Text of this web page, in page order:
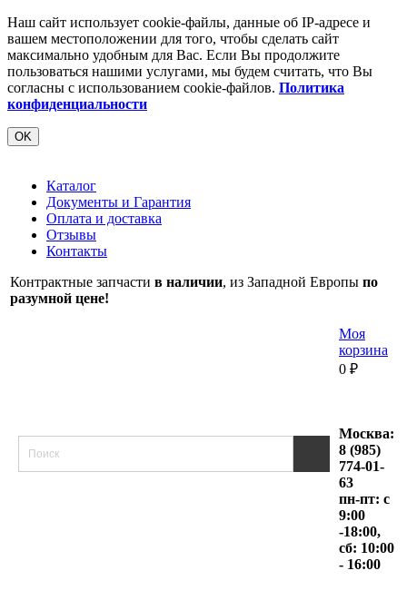
Наш сайт использует cookie-файлы, данные об IP-адресе и
вашем местоположении для того, чтобы сделать сайт
максимально удобным для Вас. Если Вы продолжите
пользоваться нашими услугами, мы будем считать, что Вы
согласны с использованием cookie-файлов. Политика
конфиденциальности
OK
Каталог
Документы и Гарантия
Оплата и доставка
Отзывы
Контакты
Контрактные запчасти в наличии, из Западной Европы по
разумной цене!
Моя
корзина
0 ₽
Москва:
8 (985)
774-01-
63
пн-пт: с
9:00
-18:00,
сб: 10:00
- 16:00